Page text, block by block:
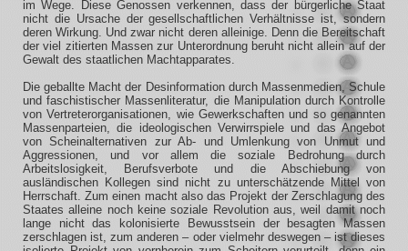
im Wege. Diese Genossen verkennen, dass der bürgerliche Staat
nicht die Ursache der gesellschaftlichen Verhältnisse ist, sondern
deren Wirkung. Und zwar nicht deren alleinige. Denn die Bereitschaft
der viel zitierten Massen zur Unterordnung beruht nicht allein auf der
Gewalt des staatlichen Machtapparates.
Die geballte Macht der Desinformation durch Massenmedien, Schule
und faschistischer Massenliteratur, die Manipulation durch Kontrolle
von Vertreterorganisationen, wie Gewerkschaften und so genannten
Massenparteien, die ideologischen Verwirrspiele und das Angebot
von Scheinalternativen zur Ab- und Umlenkung von Unmut und
Aggressionen, und vor allem die soziale Bedrohung durch
Arbeitslosigkeit, Berufsverbote und die Abschiebung von
ausländischen Kollegen sind nicht zu unterschätzende Mittel von
Herrschaft. Zum einen macht also das Projekt der Zerschlagung des
Staates alleine noch keine soziale Revolution aus, weil damit noch
lange nicht das kolonisierte Bewusstsein der besagten Massen
zerschlagen ist, zum anderen – oder vielmehr deswegen – ist dieses